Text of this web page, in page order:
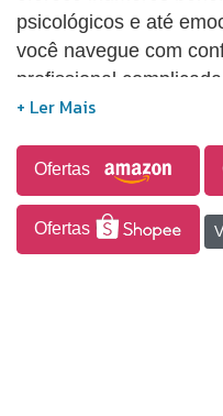
psicológicos e até
você navegue com
profissional
conjunto de
forma resoluta e
realiza.
Ofertas
Ofertas